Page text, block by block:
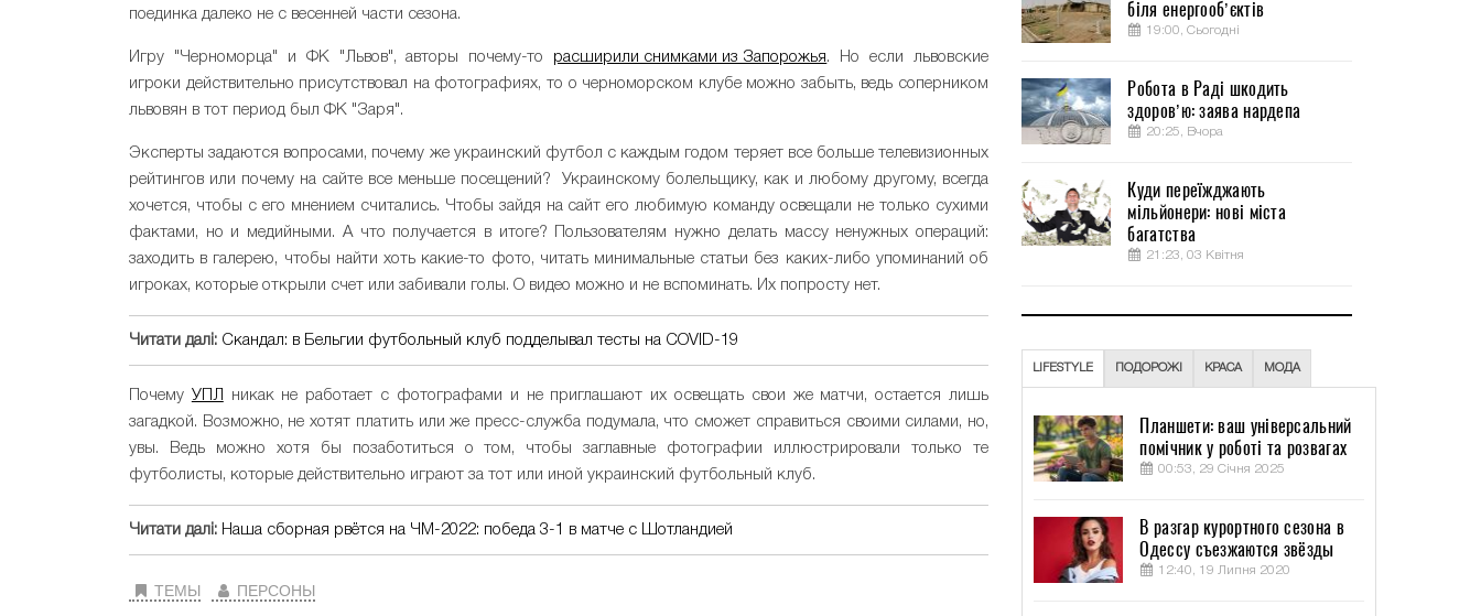
поединка далеко не с весенней части сезона.
Игру "Черноморца" и ФК "Львов", авторы почему-то расширили снимками из Запорожья. Но если львовские
игроки действительно присутствовал на фотографиях, то о черноморском клубе можно забыть, ведь соперником
львовян в тот период был ФК "Заря".
Эксперты задаются вопросами, почему же украинский футбол с каждым годом теряет все больше телевизионных
рейтингов или почему на сайте все меньше посещений? Украинскому болельщику, как и любому другому, всегда
хочется, чтобы с его мнением считались. Чтобы зайдя на сайт его любимую команду освещали не только сухими
фактами, но и медийными. А что получается в итоге? Пользователям нужно делать массу ненужных операций:
заходить в галерею, чтобы найти хоть какие-то фото, читать минимальные статьи без каких-либо упоминаний об
игроках, которые открыли счет или забивали голы. О видео можно и не вспоминать. Их попросту нет.
Читати далі: Скандал: в Бельгии футбольный клуб подделывал тесты на COVID-19
Почему УПЛ
никак не работает с фотографами и не приглашают их освещать свои же матчи, остается лишь
загадкой. Возможно, не хотят платить или же пресс-служба подумала, что сможет справиться своими силами, но,
увы. Ведь можно хотя бы позаботиться о том, чтобы заглавные фотографии иллюстрировали только те
футболисты, которые действительно играют за тот или иной украинский футбольный клуб.
Читати далі: Наша сборная рвётся на ЧМ-2022: победа 3-1 в матче с Шотландией
ТЕМЫ ПЕРСОНЫ
біля енергооб’єктів
19:00, Сьогодні
Робота в Раді шкодить
здоров’ю: заява нардепа
20:25, Вчора
Куди переїжджають
мільйонери: нові міста
багатства
21:23, 03 Квітня
LIFESTYLE ПОДОРОЖІ КРАСА МОДА
Планшети: ваш універсальний
помічник у роботі та розвагах
00:53, 29 Січня 2025
В разгар курортного сезона в
Одессу съезжаются звёзды
12:40, 19 Липня 2020